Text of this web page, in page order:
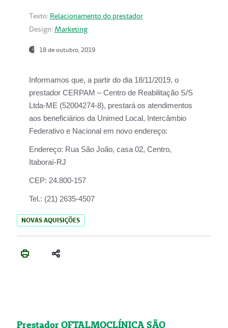
Texto: Relacionamento do prestador
Design: Marketing
18 de outubro, 2019
Informamos que, a partir do dia 18/11/2019, o
prestador CERPAM – Centro de Reabilitação S/S
Ltda-ME (52004274-8), prestará os atendimentos
aos beneficiários da Unimed Local, Intercâmbio
Federativo e Nacional em novo endereço:
Endereço: Rua São João, casa 02, Centro,
Itaboraí-RJ
CEP: 24.800-157
Tel.: (21) 2635-4507
NOVAS AQUISIÇÕES
Prestador OFTALMOCLÍNICA SÃO